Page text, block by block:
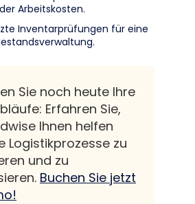
Arbeitskosten.
Inventarprüfungen für eine
Sie noch heute Ihre
Erfahren Sie,
Ihnen helfen
Logistikprozesse zu
und zu
Buchen Sie jetzt